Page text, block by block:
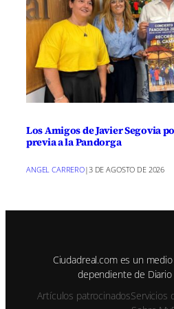
Los Amigos de Javier Segovia
previa a la Pandorga
ANGEL CARRERO|3 DE AGOSTO DE 2026
Ciudadreal.com es un
dependiente de
Artículos patrocinadosServicios